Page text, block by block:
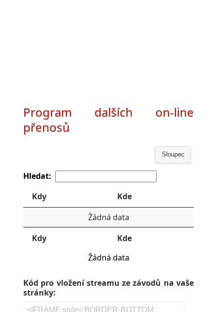
Program dalších on-line
přenosů
Sloupec
Hledat:
Kdy
Kde
Žádná data
Kdy
Kde
Žádná data
Kód pro vložení streamu ze závodů na vaše
stránky: